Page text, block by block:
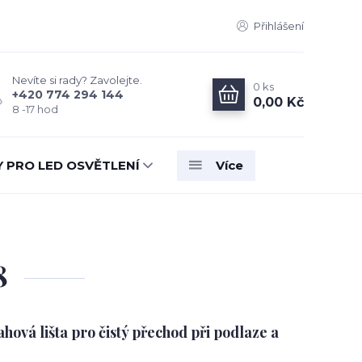
Přihlášení
Nevíte si rady? Zavolejte.
+420 774 294 144
8 -17 hod
0 ks
0,00 Kč
PRO LED OSVĚTLENÍ Více
lišta pro čistý přechod při podlaze a